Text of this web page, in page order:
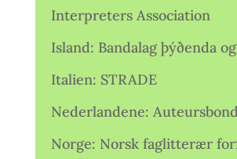
Interpreters Association
Island: Bandalag þýðenda
Italien: STRADE
Nederlandene:
Norge: Norsk faglitterær